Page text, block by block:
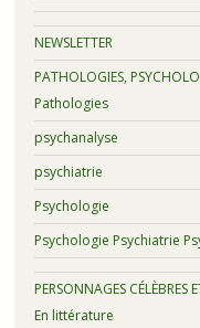
NEWSLETTER
PATHOLOGIES,
Pathologies
psychanalyse
psychiatrie
Psychologie
Psychologie Psychiatrie
PERSONNAGES CÉLÈBRES
En littérature